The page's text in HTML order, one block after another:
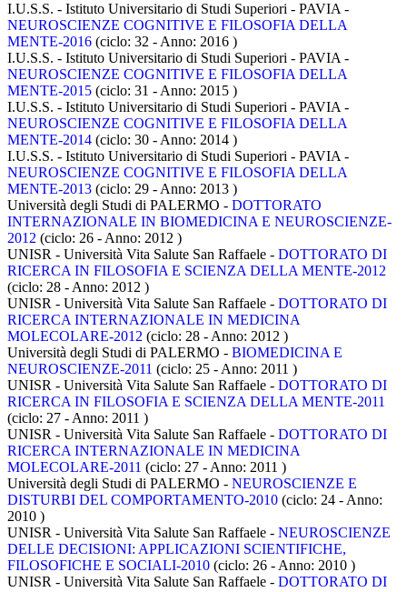
I.U.S.S. - Istituto Universitario di Studi Superiori - PAVIA -
NEUROSCIENZE COGNITIVE E FILOSOFIA DELLA
MENTE-2016 (ciclo: 32 - Anno: 2016 )
I.U.S.S. - Istituto Universitario di Studi Superiori - PAVIA -
NEUROSCIENZE COGNITIVE E FILOSOFIA DELLA
MENTE-2015 (ciclo: 31 - Anno: 2015 )
I.U.S.S. - Istituto Universitario di Studi Superiori - PAVIA -
NEUROSCIENZE COGNITIVE E FILOSOFIA DELLA
MENTE-2014 (ciclo: 30 - Anno: 2014 )
I.U.S.S. - Istituto Universitario di Studi Superiori - PAVIA -
NEUROSCIENZE COGNITIVE E FILOSOFIA DELLA
MENTE-2013 (ciclo: 29 - Anno: 2013 )
Università degli Studi di PALERMO - DOTTORATO
INTERNAZIONALE IN BIOMEDICINA E NEUROSCIENZE-
2012 (ciclo: 26 - Anno: 2012 )
UNISR - Università Vita Salute San Raffaele - DOTTORATO DI
RICERCA IN FILOSOFIA E SCIENZA DELLA MENTE-2012
(ciclo: 28 - Anno: 2012 )
UNISR - Università Vita Salute San Raffaele - DOTTORATO DI
RICERCA INTERNAZIONALE IN MEDICINA
MOLECOLARE-2012 (ciclo: 28 - Anno: 2012 )
Università degli Studi di PALERMO - BIOMEDICINA E
NEUROSCIENZE-2011 (ciclo: 25 - Anno: 2011 )
UNISR - Università Vita Salute San Raffaele - DOTTORATO DI
RICERCA IN FILOSOFIA E SCIENZA DELLA MENTE-2011
(ciclo: 27 - Anno: 2011 )
UNISR - Università Vita Salute San Raffaele - DOTTORATO DI
RICERCA INTERNAZIONALE IN MEDICINA
MOLECOLARE-2011 (ciclo: 27 - Anno: 2011 )
Università degli Studi di PALERMO - NEUROSCIENZE E
DISTURBI DEL COMPORTAMENTO-2010 (ciclo: 24 - Anno:
2010 )
UNISR - Università Vita Salute San Raffaele - NEUROSCIENZE
DELLE DECISIONI: APPLICAZIONI SCIENTIFICHE,
FILOSOFICHE E SOCIALI-2010 (ciclo: 26 - Anno: 2010 )
UNISR - Università Vita Salute San Raffaele - DOTTORATO DI